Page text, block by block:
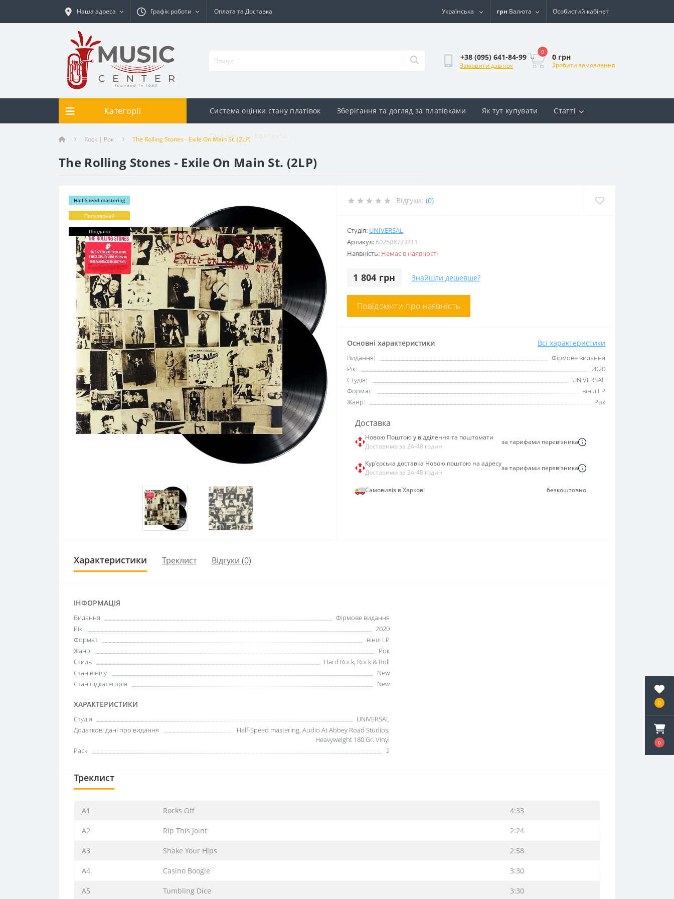
0
0
Наша адреса Графік роботи Оплата та Доставка Українська грн Валюта Особистий кабінет
+38 (095) 641-84-99
Замовити дзвінок
0
0 грн
Зробити замовлення
Категорії Система оцінки стану платівок Зберігання та догляд за платівками Як тут купувати Статті
Про нас
Rock | Рок The Rolling Stones - Exile On Main St. (2LP)
The Rolling Stones - Exile On Main St. (2LP)
Half-Speed mastering
Популярний
Продано
Відгуки: (0)
Студія: UNIVERSAL
Артикул: 602508773211
Наявність: Немає в наявності
1 804 грн Знайшли дешевше?
Повідомити про наявність
Основні характеристики Всі характеристики
Видання:
Фірмове видання
Рік:
2020
Студія:
UNIVERSAL
Формат:
вініл LP
Жанр:
Рок
Доставка
Новою Поштою у відділення та поштомати
Доставимо за 24-48 годин
за тарифами перевізника
Кур'єрська доставка Новою поштою на адресу
Доставимо за 24-48 годин
за тарифами перевізника
Самовивіз в Харкові безкоштовно
Характеристики Треклист Відгуки (0)
ІНФОРМАЦІЯ
Видання
Фірмове видання
Рік
2020
Формат
вініл LP
Жанр
Рок
Стиль
Hard Rock, Rock & Roll
Стан вінілу
New
Стан підкатегорія
New
ХАРАКТЕРИСТИКИ
Студія
UNIVERSAL
Додаткові дані про видання
Half-Speed mastering, Audio At Abbey Road Studios,
Heavyweight 180 Gr. Vinyl
Pack
2
Треклист
A1 Rocks Off 4:33
A2 Rip This Joint 2:24
A3 Shake Your Hips 2:58
A4 Casino Boogie 3:30
A5 Tumbling Dice 3:30